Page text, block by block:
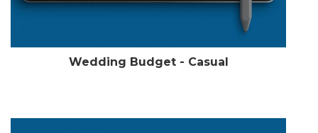
Wedding Budget - Casual